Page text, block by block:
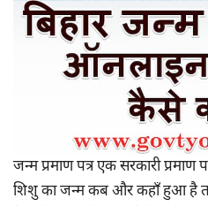
जन्म प्रमाण पत्र एक सरकारी
शिशु का जन्म कब और कहाँ हुआ है